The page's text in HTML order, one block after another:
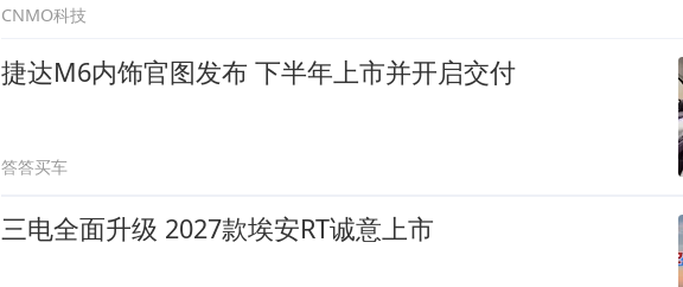
CNMO科技
捷达M6内饰官图发布 下半年上市并开启交付
答答买车
三电全面升级 2027款埃安RT诚意上市